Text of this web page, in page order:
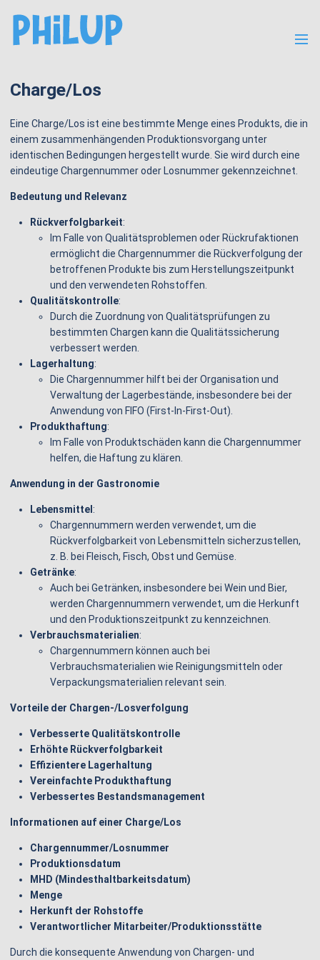
Menü
Charge/Los
Eine Charge/Los ist eine bestimmte Menge eines Produkts, die in
einem zusammenhängenden Produktionsvorgang unter
identischen Bedingungen hergestellt wurde. Sie wird durch eine
eindeutige Chargennummer oder Losnummer gekennzeichnet.
Bedeutung und Relevanz
Rückverfolgbarkeit:
Im Falle von Qualitätsproblemen oder Rückrufaktionen
ermöglicht die Chargennummer die Rückverfolgung der
betroffenen Produkte bis zum Herstellungszeitpunkt
und den verwendeten Rohstoffen.
Qualitätskontrolle:
Durch die Zuordnung von Qualitätsprüfungen zu
bestimmten Chargen kann die Qualitätssicherung
verbessert werden.
Lagerhaltung:
Die Chargennummer hilft bei der Organisation und
Verwaltung der Lagerbestände, insbesondere bei der
Anwendung von FIFO (First-In-First-Out).
Produkthaftung:
Im Falle von Produktschäden kann die Chargennummer
helfen, die Haftung zu klären.
Anwendung in der Gastronomie
Lebensmittel :
Chargennummern werden verwendet, um die
Rückverfolgbarkeit von Lebensmitteln sicherzustellen,
z. B. bei Fleisch, Fisch, Obst und Gemüse.
Getränke:
Auch bei Getränken, insbesondere bei Wein und Bier,
werden Chargennummern verwendet, um die Herkunft
und den Produktionszeitpunkt zu kennzeichnen.
Verbrauchsmaterialien:
Chargennummern können auch bei
Verbrauchsmaterialien wie Reinigungsmitteln oder
Verpackungsmaterialien relevant sein.
Vorteile der Chargen-/Losverfolgung
Verbesserte Qualitätskontrolle
Erhöhte Rückverfolgbarkeit
Effizientere Lagerhaltung
Vereinfachte Produkthaftung
Verbessertes Bestandsmanagement
Informationen auf einer Charge/Los
Chargennummer/Losnummer
Produktionsdatum
MHD (Mindesthaltbarkeitsdatum)
Menge
Herkunft der Rohstoffe
Verantwortlicher Mitarbeiter/Produktionsstätte
Durch die konsequente Anwendung von Chargen- und